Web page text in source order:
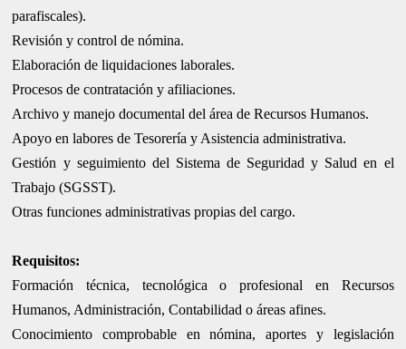
parafiscales).
Revisión y control de nómina.
Elaboración de liquidaciones laborales.
Procesos de contratación y afiliaciones.
Archivo y manejo documental del área de Recursos Humanos.
Apoyo en labores de Tesorería y Asistencia administrativa.
Gestión y seguimiento del Sistema de Seguridad y Salud en el
Trabajo (SGSST).
Otras funciones administrativas propias del cargo.
Requisitos:
Formación técnica, tecnológica o profesional en Recursos
Humanos, Administración, Contabilidad o áreas afines.
Conocimiento comprobable en nómina, aportes y legislación